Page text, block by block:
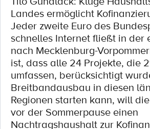
Landes ermöglicht
Jeder zweite Euro des
schnelles Internet fließt in der
nach Mecklenburg-
ist, dass alle 24 Projekte, die
umfassen, berücksichtigt
Breitbandausbau in diesen
Regionen starten kann, will
vor der Sommerpause einen
Nachtragshaushalt zur